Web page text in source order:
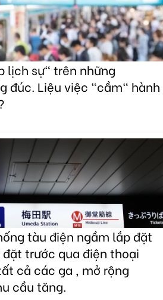
lịch sự" trên những
đúc. Liệu việc "cầm" hành
tàu điện ngầm lắp đặt
trước qua điện thoại
cả các ga , mở rộng
cầu tăng.